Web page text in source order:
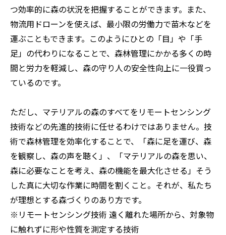
つ効率的に森の状況を把握することができます。また、
物流用ドローンを使えば、最小限の労働力で苗木などを
運ぶこともできます。このようにひとの「目」や「手
足」の代わりになることで、森林管理にかかる多くの時
間と労力を軽減し、森の守り人の安全性向上に一役買っ
ているのです。
ただし、マテリアルの森のすべてをリモートセンシング
技術などの先進的技術に任せるわけではありません。技
術で森林管理を効率化することで、「森に足を運び、森
を観察し、森の声を聴く」、「マテリアルの森を思い、
森に必要なことを考え、森の機能を最大化させる」――そう
した真に大切な作業に時間を割くこと。それが、私たち
が理想とする森づくりのあり方です。
※リモートセンシング技術 遠く離れた場所から、対象物
に触れずに形や性質を測定する技術